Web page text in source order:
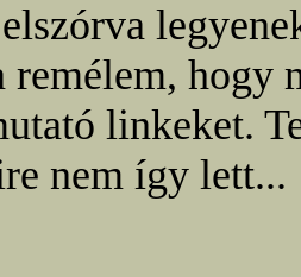
remélem, hogy
linkeket.
nem így lett...